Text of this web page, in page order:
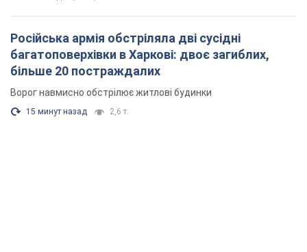
Російська армія обстріляла дві сусідні
багатоповерхівки в Харкові: двоє загиблих,
більше 20 постраждалих
Ворог навмисно обстрілює житлові будинки
15 минут назад 2,6 т.